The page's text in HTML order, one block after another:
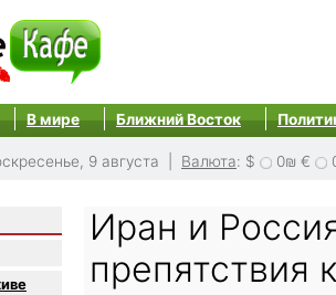
В мире Ближний Восток
9 августа | Валюта: $ 0₪ €
Иран и
препятствия